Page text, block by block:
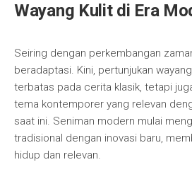
Wayang Kulit di Era
Seiring dengan perkembangan
beradaptasi. Kini, pertunjukan
terbatas pada cerita klasik, tetapi
tema kontemporer yang relevan
saat ini. Seniman modern mulai
tradisional dengan inovasi baru,
hidup dan relevan.